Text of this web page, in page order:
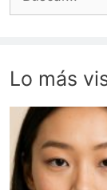
Lo más